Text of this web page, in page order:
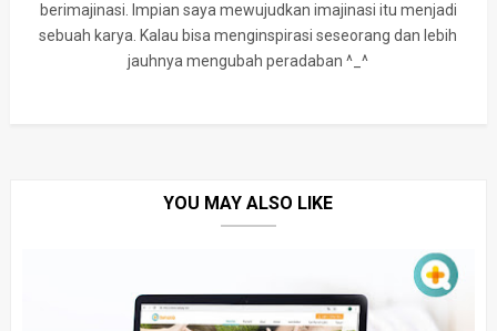
berimajinasi. Impian saya mewujudkan imajinasi itu menjadi
sebuah karya. Kalau bisa menginspirasi seseorang dan lebih
jauhnya mengubah peradaban ^_^
YOU MAY ALSO LIKE